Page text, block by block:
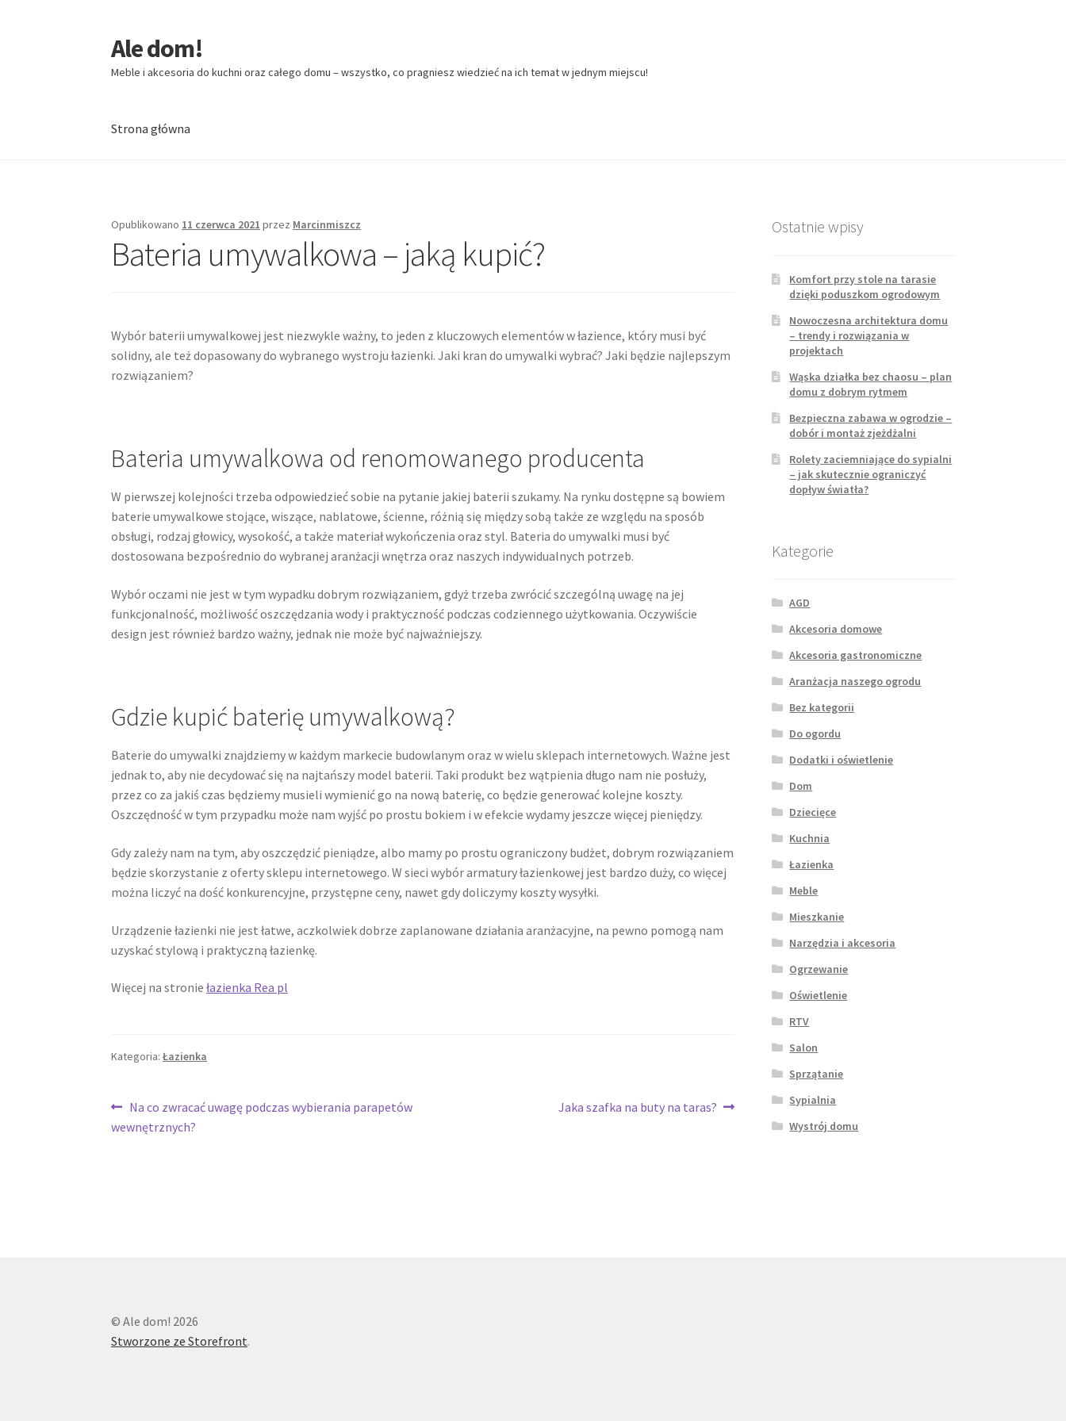
Przejdź
do
nawigacji
Przejdź
do
treści
Ale dom!
Meble i akcesoria do kuchni oraz całego domu – wszystko, co pragniesz wiedzieć na ich temat w jednym miejscu!
Strona główna
Opublikowano 11 czerwca 2021 przez Marcinmiszcz
Bateria umywalkowa – jaką kupić?
Wybór baterii umywalkowej jest niezwykle ważny, to jeden z kluczowych elementów w łazience, który musi być
solidny, ale też dopasowany do wybranego wystroju łazienki. Jaki kran do umywalki wybrać? Jaki będzie najlepszym
rozwiązaniem?
Bateria umywalkowa od renomowanego producenta
W pierwszej kolejności trzeba odpowiedzieć sobie na pytanie jakiej baterii szukamy. Na rynku dostępne są bowiem
baterie umywalkowe stojące, wiszące, nablatowe, ścienne, różnią się między sobą także ze względu na sposób
obsługi, rodzaj głowicy, wysokość, a także materiał wykończenia oraz styl. Bateria do umywalki musi być
dostosowana bezpośrednio do wybranej aranżacji wnętrza oraz naszych indywidualnych potrzeb.
Wybór oczami nie jest w tym wypadku dobrym rozwiązaniem, gdyż trzeba zwrócić szczególną uwagę na jej
funkcjonalność, możliwość oszczędzania wody i praktyczność podczas codziennego użytkowania. Oczywiście
design jest również bardzo ważny, jednak nie może być najważniejszy.
Gdzie kupić baterię umywalkową?
Baterie do umywalki znajdziemy w każdym markecie budowlanym oraz w wielu sklepach internetowych. Ważne jest
jednak to, aby nie decydować się na najtańszy model baterii. Taki produkt bez wątpienia długo nam nie posłuży,
przez co za jakiś czas będziemy musieli wymienić go na nową baterię, co będzie generować kolejne koszty.
Oszczędność w tym przypadku może nam wyjść po prostu bokiem i w efekcie wydamy jeszcze więcej pieniędzy.
Gdy zależy nam na tym, aby oszczędzić pieniądze, albo mamy po prostu ograniczony budżet, dobrym rozwiązaniem
będzie skorzystanie z oferty sklepu internetowego. W sieci wybór armatury łazienkowej jest bardzo duży, co więcej
można liczyć na dość konkurencyjne, przystępne ceny, nawet gdy doliczymy koszty wysyłki.
Urządzenie łazienki nie jest łatwe, aczkolwiek dobrze zaplanowane działania aranżacyjne, na pewno pomogą nam
uzyskać stylową i praktyczną łazienkę.
Więcej na stroniełazienka Rea pl
Kategoria:Łazienka
Nawigacja
wpisu
Poprzedni
wpis:
Na co zwracać uwagę podczas wybierania parapetów
wewnętrznych?
Następny
Jaka szafka na buty na taras?
Ostatnie wpisy
Komfort przy stole na tarasie
dzięki poduszkom ogrodowym
Nowoczesna architektura domu
– trendy i rozwiązania w
projektach
Wąska działka bez chaosu – plan
domu z dobrym rytmem
Bezpieczna zabawa w ogrodzie –
dobór i montaż zjeżdżalni
Rolety zaciemniające do sypialni
– jak skutecznie ograniczyć
dopływ światła?
Kategorie
AGD
Akcesoria domowe
Akcesoria gastronomiczne
Aranżacja naszego ogrodu
Bez kategorii
Do ogordu
Dodatki i oświetlenie
Dom
Dziecięce
Kuchnia
Łazienka
Meble
Mieszkanie
Narzędzia i akcesoria
Ogrzewanie
Oświetlenie
RTV
Salon
Sprzątanie
Sypialnia
Wystrój domu
© Ale dom! 2026
Stworzone ze Storefront.